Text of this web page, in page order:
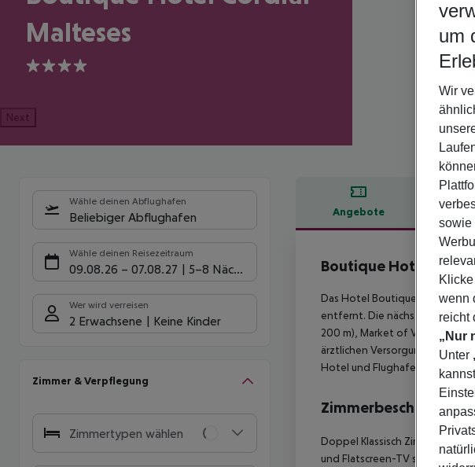
Malteses
4
Next
Wähle deinen Abflughafen
Beliebiger Abflughafen
Wähle deinen Reisezeitraum
09.08.26 – 07.08.27 5-8 Nächte
Wer wird verreisen
2 Erwachsene Keine Kinder
Zimmer & Verpflegung
Zimmertypen wählen
Angebote
Boutique Hotel
Das Hotel Boutique Hotel
entfernt. Die nächstgelegene
200 m), Market of Vegueta
ärztlichen Versorgung im
Hotel und Flughafen verkehrt
Zimmerbeschreibung
Doppel Klassisch Zimmer: Die
und Flatscreen-TV sowie
um
Wir
sowie
wenn
reicht
„Nur
Unter